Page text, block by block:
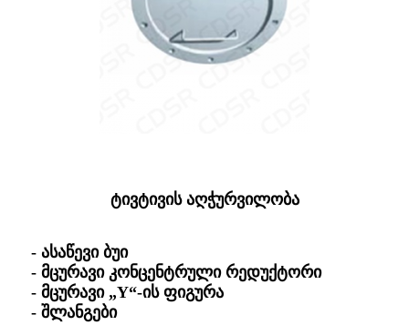
ტივტივის აღჭურვილობა
- ასაწევი ბუი
- მცურავი კონცენტრული რედუქტორი
- მცურავი „Y“-ის ფიგურა
- შლანგები